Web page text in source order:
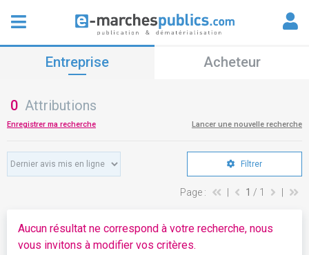
Entreprise Acheteur
0 Attributions
Enregistrer ma recherche Lancer une nouvelle recherche
Filtrer
Page : 1 / 1
Aucun résultat ne correspond à votre recherche, nous
vous invitons à modifier vos critères.